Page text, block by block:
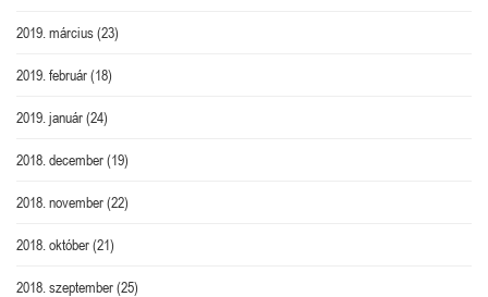
2019. március(23)
2019. február(18)
2019. január(24)
2018. december(19)
2018. november(22)
2018. október(21)
2018. szeptember(25)